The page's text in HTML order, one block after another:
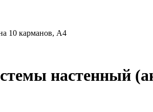
10 карманов, А4
настенный